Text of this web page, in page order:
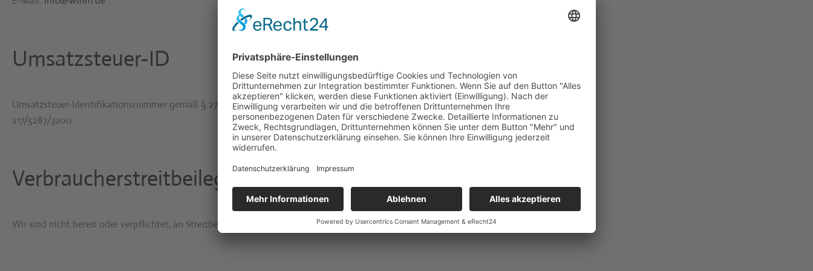
Umsatzsteuer-ID
Umsatzsteuer-Identifikationsnummer gemäß § 27 a Umsatzsteuergesetz:
217/5287/3200
Verbraucher­streit­beilegung/Universal­schlichtungs­stelle
Wir sind nicht bereit oder verpflichtet, an Streitbeilegungsverfahren vor einer Verbraucherschlichtungsstelle teilzunehmen.